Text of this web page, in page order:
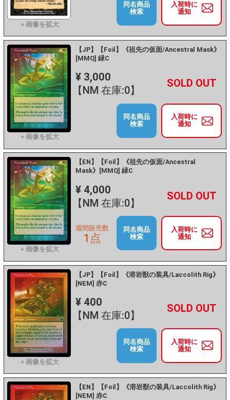
入荷時に
通知
同名商品
検索
【JP】【Foil】《祖先の仮面/Ancestral Mask》
[MMQ] 緑C
¥ 3,000
【NM 在庫:0】
－ +
入荷時に
通知
同名商品
検索
【EN】【Foil】《祖先の仮面/Ancestral
Mask》[MMQ] 緑C
¥ 4,000
【NM 在庫:0】
－ +
入荷時に
通知
週間販売数
1点
同名商品
検索
【JP】【Foil】《溶岩獣の装具/Laccolith Rig》
[NEM] 赤C
¥ 400
【NM 在庫:0】
－ +
入荷時に
通知
同名商品
検索
【EN】【Foil】《溶岩獣の装具/Laccolith Rig》
[NEM] 赤C